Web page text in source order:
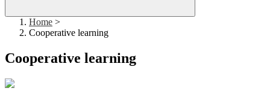
Home >
Cooperative learning
Cooperative learning